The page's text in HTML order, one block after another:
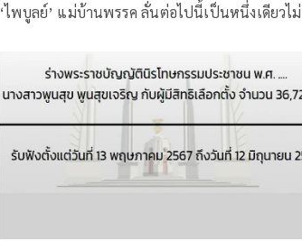
‘ไพบูลย์’ แม่บ้านพรรค ลั่นต่อไปนี้เป็นหนึ่งเดียวไม่มีการ